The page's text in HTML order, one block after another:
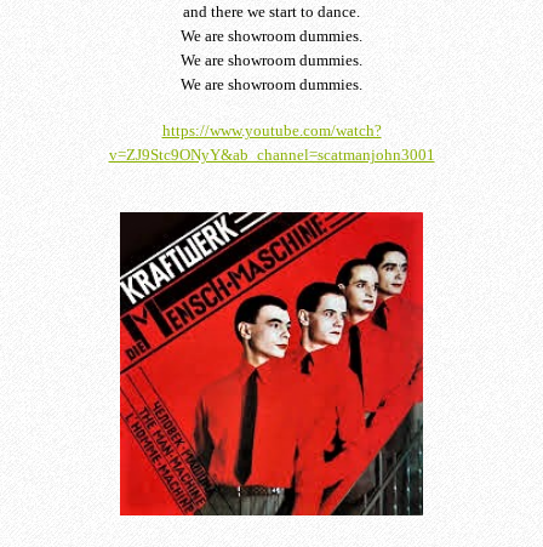
and there we start to dance.
We are showroom dummies.
We are showroom dummies.
We are showroom dummies.
https://www.youtube.com/watch?
v=ZJ9Stc9ONyY&ab_channel=scatmanjohn3001